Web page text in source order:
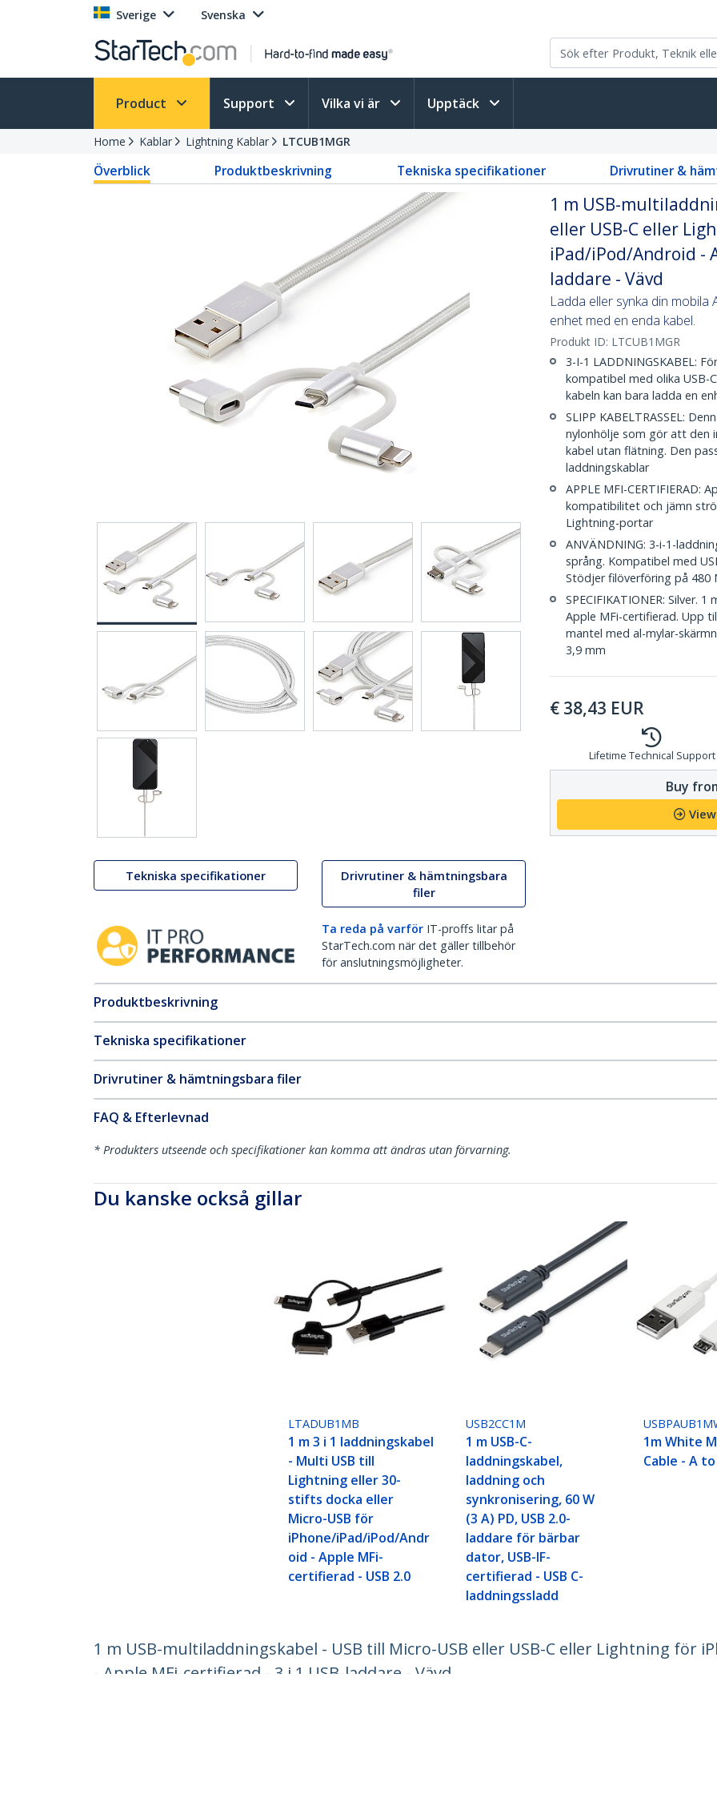
Sverige Svenska
Product Support Vilka vi är Upptäck
Home Kablar Lightning Kablar LTCUB1MGR
Överblick Produktbeskrivning Tekniska specifikationer Drivrutiner &
Tekniska specifikationer
Drivrutiner & hämtningsbara
filer
Ta reda på varför IT-proffs litar på
StarTech.com när det gäller tillbehör
för anslutningsmöjligheter.
1 m USB-
eller USB-C eller
iPad/iPod/Android -
laddare - Vävd
Ladda eller synka din mobila
enhet med en enda kabel.
Produkt ID: LTCUB1MGR
3-I-1 LADDNINGSKABEL:
kompatibel med olika USB-
kabeln kan bara ladda en
SLIPP KABELTRASSEL:
nylonhölje som gör att den
kabel utan flätning. Den
laddningskablar
APPLE MFI-CERTIFIERAD:
kompatibilitet och jämn
Lightning-portar
ANVÄNDNING: 3-i-1-
språng. Kompatibel med
Stödjer filöverföring på 480
SPECIFIKATIONER: Silver.
Apple MFi-certifierad. Upp
mantel med al-mylar-
3,9 mm
€ 38,43 EUR
Lifetime Technical Support
Buy
Produktbeskrivning
Tekniska specifikationer
Drivrutiner & hämtningsbara filer
FAQ & Efterlevnad
* Produkters utseende och specifikationer kan komma att ändras utan förvarning.
Du kanske också gillar
LTADUB1MB
1 m 3 i 1 laddningskabel
- Multi USB till
Lightning eller 30-
stifts docka eller
Micro-USB för
iPhone/iPad/iPod/Andr
oid - Apple MFi-
certifierad - USB 2.0
USB2CC1M
1 m USB-C-
laddningskabel,
laddning och
synkronisering, 60 W
(3 A) PD, USB 2.0-
laddare för bärbar
dator, USB-IF-
certifierad - USB C-
laddningssladd
1m White
Cable - A
1 m USB-multiladdningskabel - USB till Micro-USB eller USB-C eller Lightning för
- Apple MFi-certifierad - 3 i 1 USB-laddare - Vävd